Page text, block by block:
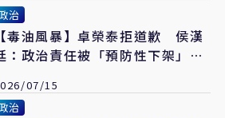
治
【毒油風暴】卓榮泰拒道歉 侯漢
：政治責任被「預防性下架」、
07/15
治